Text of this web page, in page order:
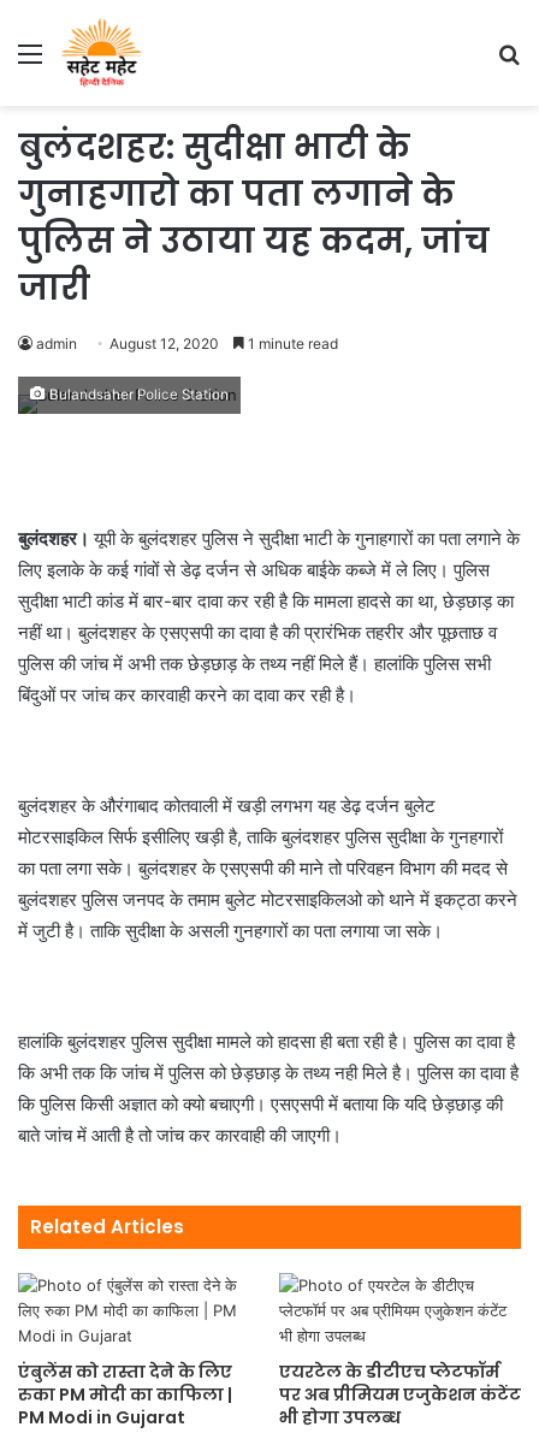
Menu
बुलंदशहर: सुदीक्षा भाटी के
गुनाहगारो का पता लगाने के
पुलिस ने उठाया यह कदम, जांच
जारी
admin August 12, 2020 1 minute read
Bulandsaher Police Station
बुलंदशहर। यूपी के बुलंदशहर पुलिस ने सुदीक्षा भाटी के गुनाहगारों का पता लगाने के
लिए इलाके के कई गांवों से डेढ़ दर्जन से अधिक बाईके कब्जे में ले लिए। पुलिस
सुदीक्षा भाटी कांड में बार-बार दावा कर रही है कि मामला हादसे का था, छेड़छाड़ का
नहीं था। बुलंदशहर के एसएसपी का दावा है की प्रारंभिक तहरीर और पूछताछ व
पुलिस की जांच में अभी तक छेड़छाड़ के तथ्य नहीं मिले हैं। हालांकि पुलिस सभी
बिंदुओं पर जांच कर कारवाही करने का दावा कर रही है।
बुलंदशहर के औरंगाबाद कोतवाली में खड़ी लगभग यह डेढ़ दर्जन बुलेट
मोटरसाइकिल सिर्फ इसीलिए खड़ी है, ताकि बुलंदशहर पुलिस सुदीक्षा के गुनहगारों
का पता लगा सके। बुलंदशहर के एसएसपी की माने तो परिवहन विभाग की मदद से
बुलंदशहर पुलिस जनपद के तमाम बुलेट मोटरसाइकिलओ को थाने में इकट्ठा करने
में जुटी है। ताकि सुदीक्षा के असली गुनहगारों का पता लगाया जा सके।
हालांकि बुलंदशहर पुलिस सुदीक्षा मामले को हादसा ही बता रही है। पुलिस का दावा है
कि अभी तक कि जांच में पुलिस को छेड़छाड़ के तथ्य नही मिले है। पुलिस का दावा है
कि पुलिस किसी अज्ञात को क्यो बचाएगी। एसएसपी में बताया कि यदि छेड़छाड़ की
बाते जांच में आती है तो जांच कर कारवाही की जाएगी।
Related Articles
एंबुलेंस को रास्ता देने के लिए
रुका PM मोदी का काफिला |
PM Modi in Gujarat
एयरटेल के डीटीएच प्लेटफॉर्म
पर अब प्रीमियम एजुकेशन कंटेंट
भी होगा उपलब्‍ध